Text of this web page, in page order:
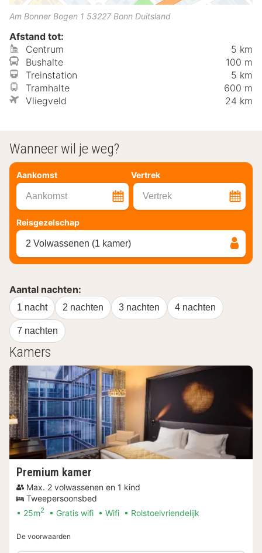
Am Bonner Bogen 1 53227 Bonn Duitsland
Afstand tot:
Centrum
5 km
Bushalte
100 m
Treinstation
5 km
Tramhalte
600 m
Vliegveld
24 km
Wanneer wil je weg?
Aankomst Vertrek
Aankomst Vertrek
Reisgezelschap
2 Volwassenen (1 kamer)
Aantal nachten:
1 nacht 2 nachten 3 nachten 4 nachten
7 nachten
Kamers
Premium kamer
Max. 2 volwassenen en 1 kind
Tweepersoonsbed
25m2 Gratis wifi Wifi Rolstoelvriendelijk
De voorwaarden